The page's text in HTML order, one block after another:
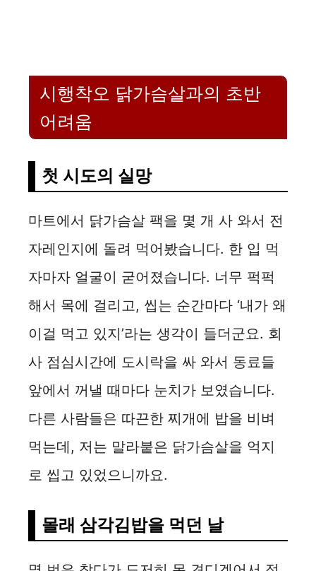
시행착오 닭가슴살과의 초반
어려움
첫 시도의 실망
마트에서 닭가슴살 팩을 몇 개 사 와서 전
자레인지에 돌려 먹어봤습니다. 한 입 먹
자마자 얼굴이 굳어졌습니다. 너무 퍽퍽
해서 목에 걸리고, 씹는 순간마다 ‘내가 왜
이걸 먹고 있지’라는 생각이 들더군요. 회
사 점심시간에 도시락을 싸 와서 동료들
앞에서 꺼낼 때마다 눈치가 보였습니다.
다른 사람들은 따끈한 찌개에 밥을 비벼
먹는데, 저는 말라붙은 닭가슴살을 억지
로 씹고 있었으니까요.
몰래 삼각김밥을 먹던 날